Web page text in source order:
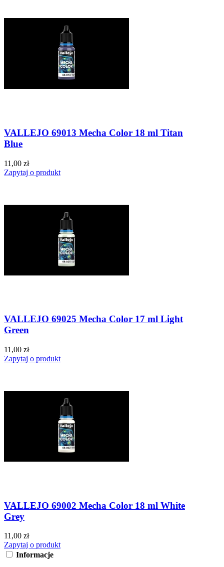
VALLEJO 69013 Mecha Color 18 ml Titan
Blue
11,00 zł
Zapytaj o produkt
VALLEJO 69025 Mecha Color 17 ml Light
Green
11,00 zł
Zapytaj o produkt
VALLEJO 69002 Mecha Color 18 ml White
Grey
11,00 zł
Zapytaj o produkt
Informacje